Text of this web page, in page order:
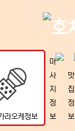
라오케정보
마
사
지
정
보
맛
집
정
보